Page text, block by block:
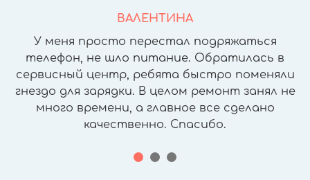
ВАЛЕНТИНА
У меня просто перестал подряжаться
телефон, не шло питание. Обратилась в
сервисный центр, ребята быстро поменяли
гнездо для зарядки. В целом ремонт занял не
много времени, а главное все сделано
качественно. Спасибо.